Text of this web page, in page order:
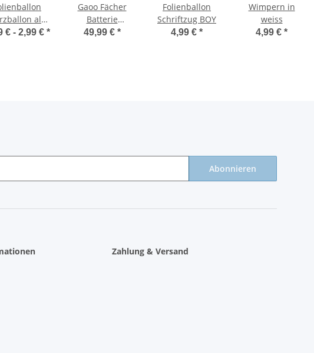
als
43cm in
€ - 2,99 € *
Gaoo Fächer
Batterie
Amsterdam
49,99 € *
Folienballon
Schriftzug BOY
4,99 € *
Wimpern in
weiss
4,99 € *
Abonnieren
Zahlung & Versand